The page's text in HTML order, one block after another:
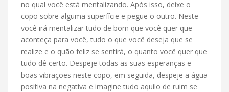
no qual você está mentalizando. Após isso, deixe o
copo sobre alguma superfície e pegue o outro. Neste
você irá mentalizar tudo de bom que você quer que
aconteça para você, tudo o que você deseja que se
realize e o quão feliz se sentirá, o quanto você quer que
tudo dê certo. Despeje todas as suas esperanças e
boas vibrações neste copo, em seguida, despeje a água
positiva na negativa e imagine tudo aquilo de ruim se